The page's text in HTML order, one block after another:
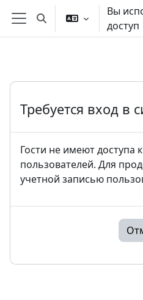
Перейти к основному
Боковая панель
Изменить данные
Вы
доступ
Требуется вход в
Гости не имеют доступа
пользователей. Для
учетной записью